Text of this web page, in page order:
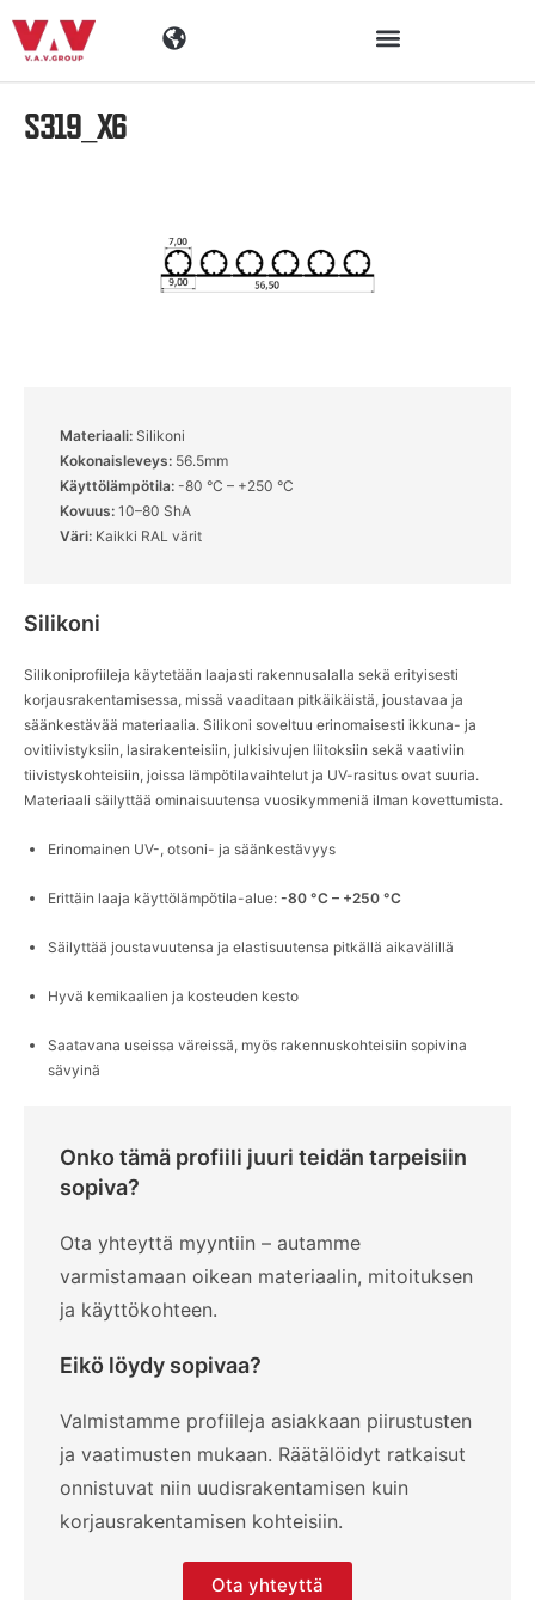
Materiaalit
Yhteystiedot
S319_X6
Materiaali: Silikoni
Kokonaisleveys: 56.5mm
Käyttölämpötila: -80 °C – +250 °C
Kovuus: 10–80 ShA
Väri: Kaikki RAL värit
Silikoni
Silikoniprofiileja käytetään laajasti rakennusalalla sekä erityisesti
korjausrakentamisessa, missä vaaditaan pitkäikäistä, joustavaa ja
säänkestävää materiaalia. Silikoni soveltuu erinomaisesti ikkuna- ja
ovitiivistyksiin, lasirakenteisiin, julkisivujen liitoksiin sekä vaativiin
tiivistyskohteisiin, joissa lämpötilavaihtelut ja UV-rasitus ovat suuria.
Materiaali säilyttää ominaisuutensa vuosikymmeniä ilman kovettumista.
Erinomainen UV-, otsoni- ja säänkestävyys
Erittäin laaja käyttölämpötila-alue: -80 °C – +250 °C
Säilyttää joustavuutensa ja elastisuutensa pitkällä aikavälillä
Hyvä kemikaalien ja kosteuden kesto
Saatavana useissa väreissä, myös rakennuskohteisiin sopivina
sävyinä
Onko tämä profiili juuri teidän tarpeisiin
sopiva?
Ota yhteyttä myyntiin – autamme
varmistamaan oikean materiaalin, mitoituksen
ja käyttökohteen.
Eikö löydy sopivaa?
Valmistamme profiileja asiakkaan piirustusten
ja vaatimusten mukaan. Räätälöidyt ratkaisut
onnistuvat niin uudisrakentamisen kuin
korjausrakentamisen kohteisiin.
Ota yhteyttä